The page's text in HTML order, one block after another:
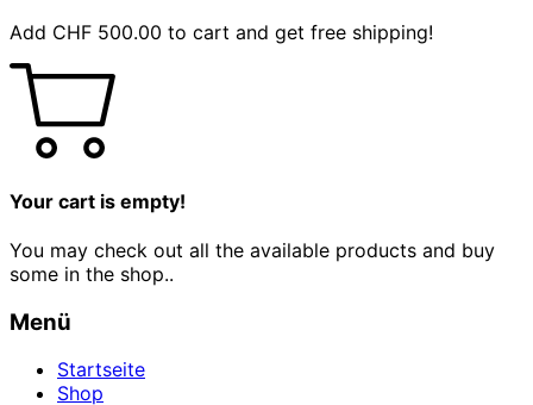
Add CHF 500.00 to cart and get free shipping!
Your cart is empty!
You may check out all the available products and buy
some in the shop..
Menü
Startseite
Shop